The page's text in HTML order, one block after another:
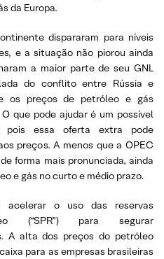
da Europa.
dispararam para níveis
e a situação não piorou ainda
a maior parte de seu GNL
do conflito entre Rússia e
os preços de petróleo e gás
que pode ajudar é um possível
essa oferta extra pode
preços. A menos que a OPEC
forma mais pronunciada, ainda
e gás no curto e médio prazo.
acelerar o uso das reservas
(“SPR”) para segurar
A alta dos preços do petróleo
para as empresas brasileiras